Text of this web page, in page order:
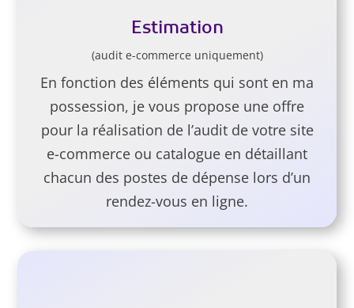
Estimation
(audit e-commerce uniquement)
En fonction des éléments qui sont en ma
possession, je vous propose une offre
pour la réalisation de l’audit de votre site
e-commerce ou catalogue en détaillant
chacun des postes de dépense lors d’un
rendez-vous en ligne.